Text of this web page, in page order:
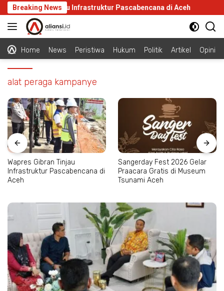
Langsung
ke
konten
Breaking News
Gibran Tinjau Infrastruktur Pascabencana di Aceh
Home News Peristiwa Hukum Politik Artikel Opini
alat peraga kampanye
Wapres Gibran Tinjau
Infrastruktur Pascabencana di
Aceh
Sangerday Fest 2026 Gelar
Praacara Gratis di Museum
Tsunami Aceh